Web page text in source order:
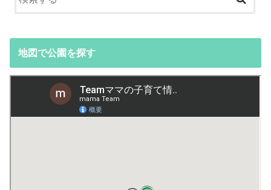
地図で公園を探す